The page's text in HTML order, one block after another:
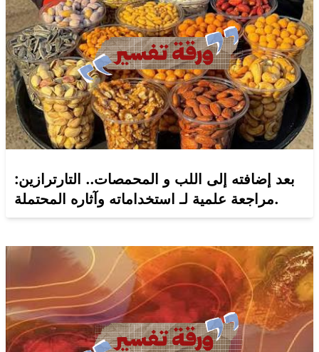
بعد إضافته إلى اللب و المحمصات.. التارترازين:
مراجعة علمية لـ استخداماته وآثاره المحتملة.